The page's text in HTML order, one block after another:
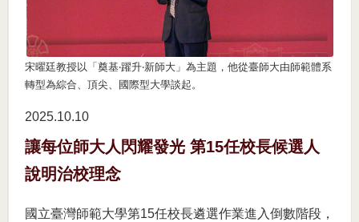
宋曜廷教授以「奠基‧躍升‧新師大」為主題，他從臺師大由師範體系
轉型為綜合、頂尖、國際型大學談起。
2025.10 10
讓每位師大人閃耀發光 第15任校長候選人
說明治校理念
國立臺灣師範大學第15任校長遴選作業進入倒數階段，